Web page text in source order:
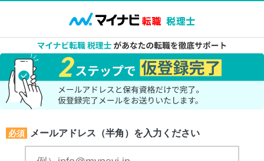
必須 メールアドレス（半角）を入力ください